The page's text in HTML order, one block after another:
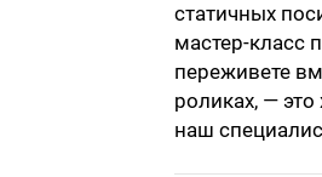
статичных
мастер-класс
переживете
роликах, —
наш